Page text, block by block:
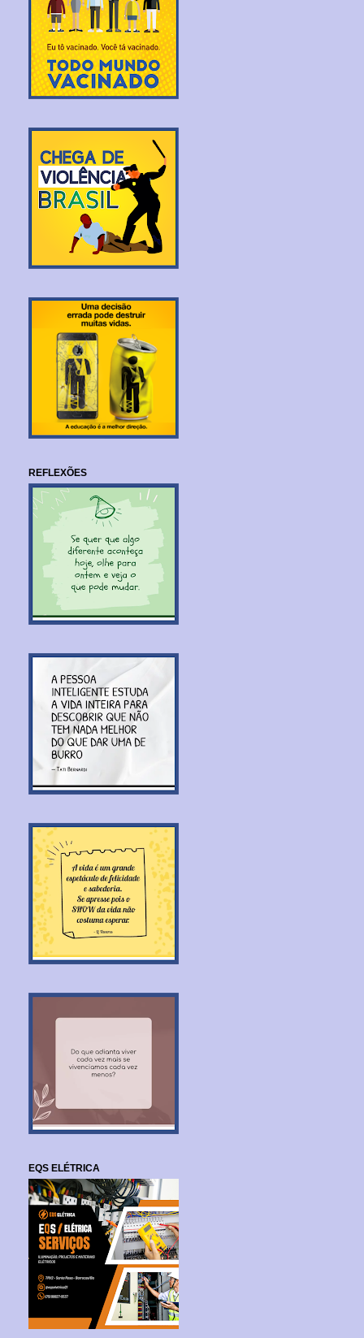
REFLEXÕES
EQS ELÉTRICA